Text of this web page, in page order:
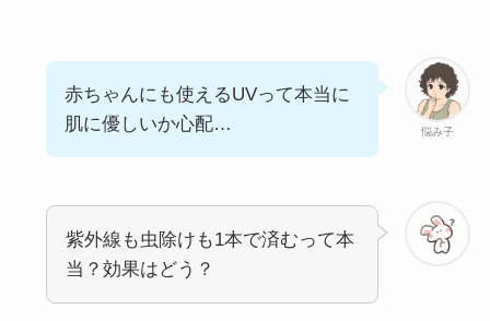
悩み子
赤ちゃんにも使えるUVって本当に
肌に優しいか心配…
紫外線も虫除けも1本で済むって本
当？効果はどう？